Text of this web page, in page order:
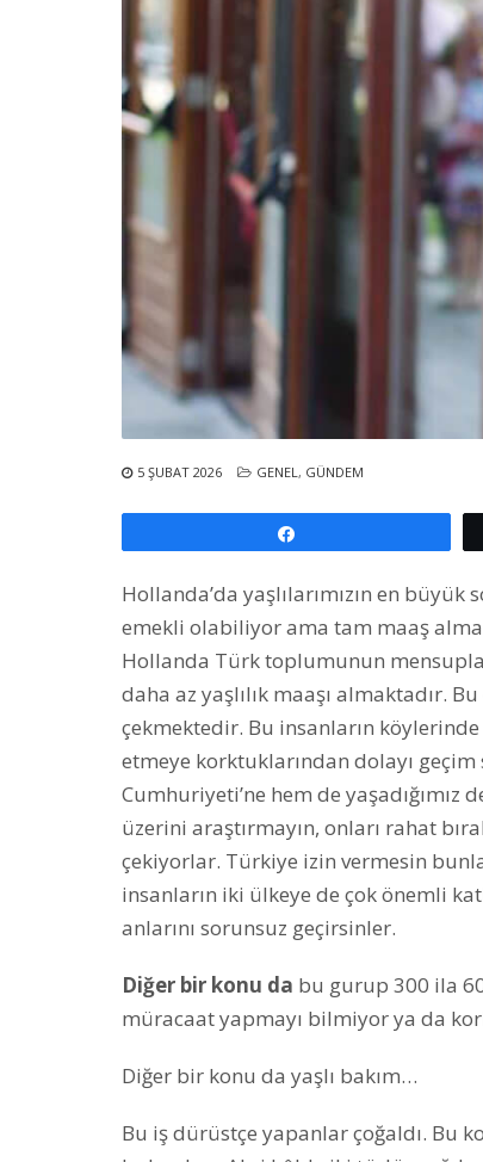
5 ŞUBAT 2026 GENEL , GÜNDEM
Hollanda’da yaşlılarımızın en
emekli olabiliyor ama tam maaş
Hollanda Türk toplumunun
daha az yaşlılık maaşı almaktadır.
çekmektedir. Bu insanların
etmeye korktuklarından dolayı
Cumhuriyeti’ne hem de yaşadığımız
üzerini araştırmayın, onları rahat
çekiyorlar. Türkiye izin vermesin
insanların iki ülkeye de çok önemli
anlarını sorunsuz geçirsinler.
Diğer bir konu da bu gurup 300 ila
müracaat yapmayı bilmiyor ya da
Diğer bir konu da yaşlı bakım…
Bu iş dürüstçe yapanlar çoğaldı. Bu